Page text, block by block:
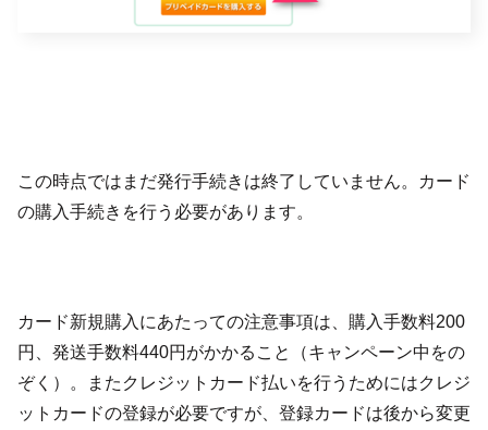
この時点ではまだ発行手続きは終了していません。カード
の購入手続きを行う必要があります。
カード新規購入にあたっての注意事項は、購入手数料200
円、発送手数料440円がかかること（キャンペーン中をの
ぞく）。またクレジットカード払いを行うためにはクレジ
ットカードの登録が必要ですが、登録カードは後から変更